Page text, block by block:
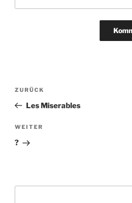
Beitragsnavigation
Vorheriger
Beitrag
ZURÜCK
Les Miserables
Nächster
Beitrag
WEITER
?